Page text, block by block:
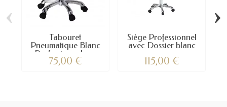
Tabouret
Pneumatique Blanc
Professionnel –...
75,00 €
Siège Professionnel
avec Dossier blanc
115,00 €
‹ ›